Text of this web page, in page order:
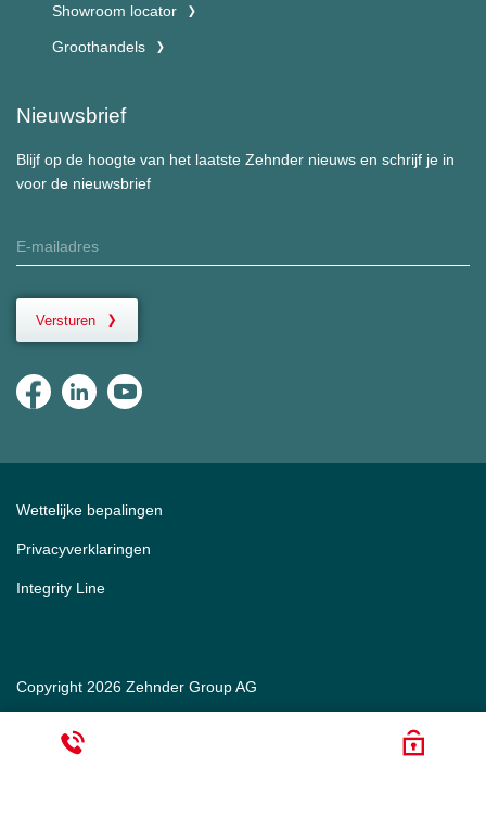
Showroom locator
Groothandels
Nieuwsbrief
Blijf op de hoogte van het laatste Zehnder nieuws en schrijf je in
voor de nieuwsbrief
Versturen
Copyright 2026 Zehnder Group AG
Wettelijke bepalingen
Privacyverklaringen
Integrity Line